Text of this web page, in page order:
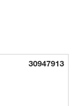
30947913